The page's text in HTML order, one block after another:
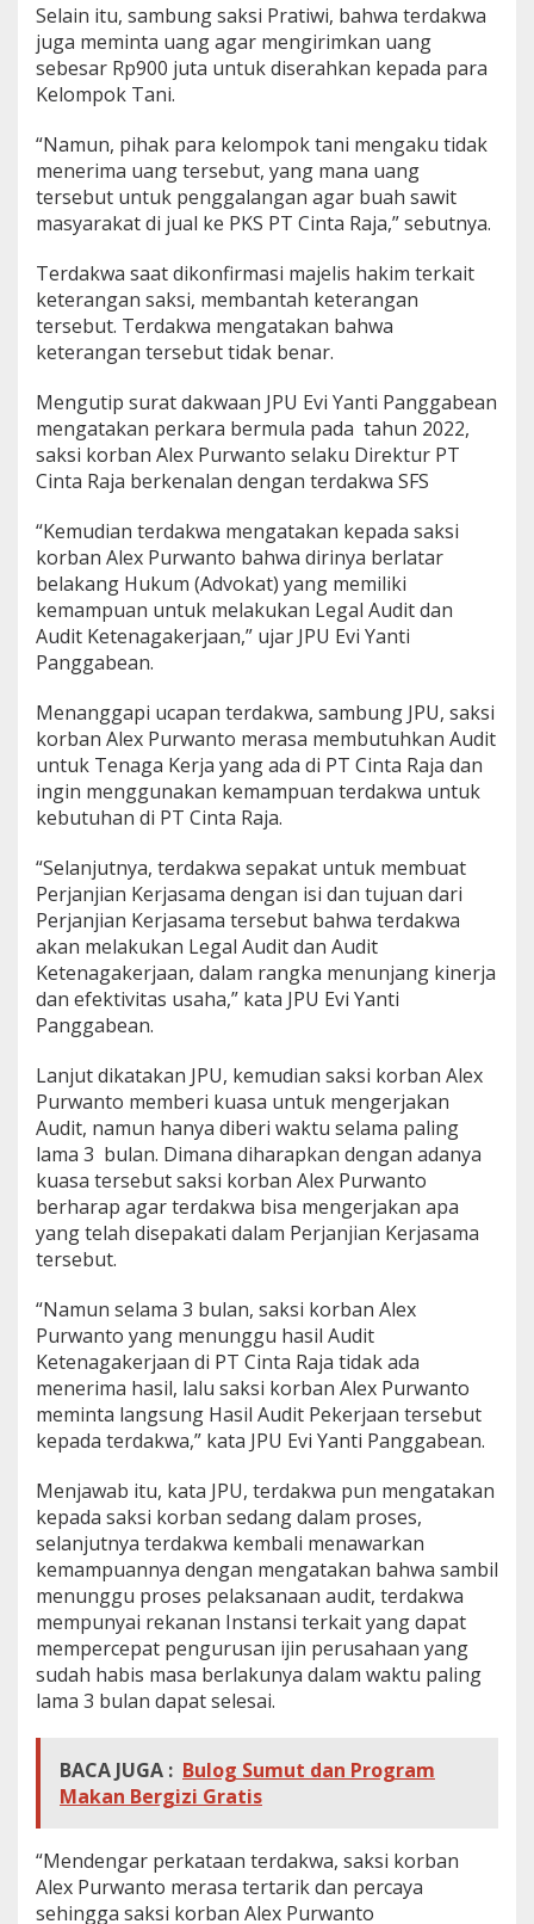
Selain itu, sambung saksi Pratiwi, bahwa terdakwa
juga meminta uang agar mengirimkan uang
sebesar Rp900 juta untuk diserahkan kepada para
Kelompok Tani.
“Namun, pihak para kelompok tani mengaku tidak
menerima uang tersebut, yang mana uang
tersebut untuk penggalangan agar buah sawit
masyarakat di jual ke PKS PT Cinta Raja,” sebutnya.
Terdakwa saat dikonfirmasi majelis hakim terkait
keterangan saksi, membantah keterangan
tersebut. Terdakwa mengatakan bahwa
keterangan tersebut tidak benar.
Mengutip surat dakwaan JPU Evi Yanti Panggabean
mengatakan perkara bermula pada tahun 2022,
saksi korban Alex Purwanto selaku Direktur PT
Cinta Raja berkenalan dengan terdakwa SFS
“Kemudian terdakwa mengatakan kepada saksi
korban Alex Purwanto bahwa dirinya berlatar
belakang Hukum (Advokat) yang memiliki
kemampuan untuk melakukan Legal Audit dan
Audit Ketenagakerjaan,” ujar JPU Evi Yanti
Panggabean.
Menanggapi ucapan terdakwa, sambung JPU, saksi
korban Alex Purwanto merasa membutuhkan Audit
untuk Tenaga Kerja yang ada di PT Cinta Raja dan
ingin menggunakan kemampuan terdakwa untuk
kebutuhan di PT Cinta Raja.
“Selanjutnya, terdakwa sepakat untuk membuat
Perjanjian Kerjasama dengan isi dan tujuan dari
Perjanjian Kerjasama tersebut bahwa terdakwa
akan melakukan Legal Audit dan Audit
Ketenagakerjaan, dalam rangka menunjang kinerja
dan efektivitas usaha,” kata JPU Evi Yanti
Panggabean.
Lanjut dikatakan JPU, kemudian saksi korban Alex
Purwanto memberi kuasa untuk mengerjakan
Audit, namun hanya diberi waktu selama paling
lama 3 bulan. Dimana diharapkan dengan adanya
kuasa tersebut saksi korban Alex Purwanto
berharap agar terdakwa bisa mengerjakan apa
yang telah disepakati dalam Perjanjian Kerjasama
tersebut.
“Namun selama 3 bulan, saksi korban Alex
Purwanto yang menunggu hasil Audit
Ketenagakerjaan di PT Cinta Raja tidak ada
menerima hasil, lalu saksi korban Alex Purwanto
meminta langsung Hasil Audit Pekerjaan tersebut
kepada terdakwa,” kata JPU Evi Yanti Panggabean.
Menjawab itu, kata JPU, terdakwa pun mengatakan
kepada saksi korban sedang dalam proses,
selanjutnya terdakwa kembali menawarkan
kemampuannya dengan mengatakan bahwa sambil
menunggu proses pelaksanaan audit, terdakwa
mempunyai rekanan Instansi terkait yang dapat
mempercepat pengurusan ijin perusahaan yang
sudah habis masa berlakunya dalam waktu paling
lama 3 bulan dapat selesai.
BACA JUGA : Bulog Sumut dan Program
Makan Bergizi Gratis
“Mendengar perkataan terdakwa, saksi korban
Alex Purwanto merasa tertarik dan percaya
sehingga saksi korban Alex Purwanto